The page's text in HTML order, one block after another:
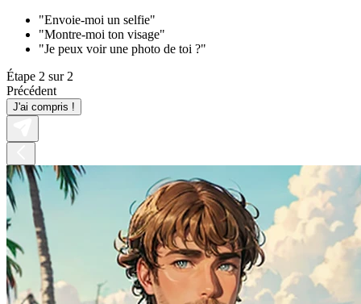
"Envoie-moi un selfie"
"Montre-moi ton visage"
"Je peux voir une photo de toi ?"
Étape 2 sur 2
Précédent
J'ai compris !